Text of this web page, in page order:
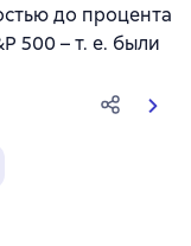
до процента
500 – т. е. были